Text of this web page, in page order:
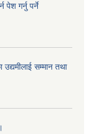
पेश गर्नु पर्ने
उद्यमीलाई सम्मान तथा